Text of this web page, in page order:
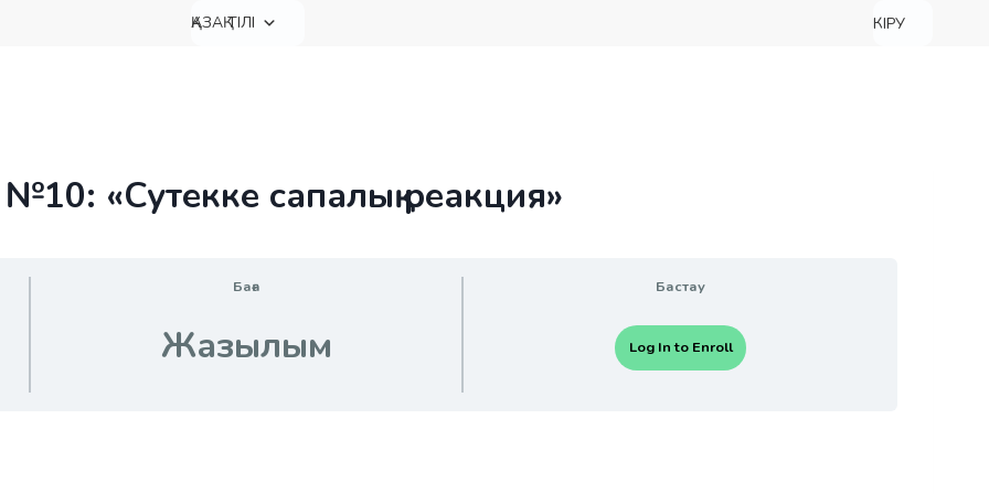
ҚАЗАҚ ТІЛІ КІРУ
«Сутекке сапалық реакция»
Баға
Жазылым
Бастау
Log In to Enroll